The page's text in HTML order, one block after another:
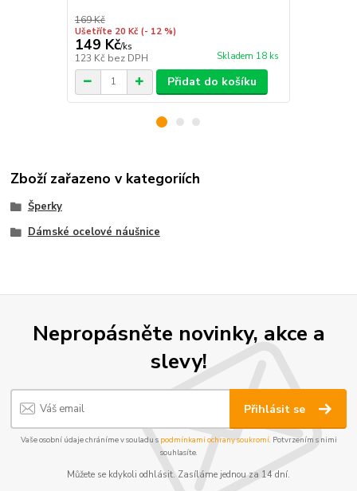
169 Kč
Ušetříte 20 Kč (- 12 %)
149 Kč/ks
123 Kč bez DPH Skladem 18 ks
Přidat do košíku
Zboží zařazeno v kategoriích
Šperky
Dámské ocelové náušnice
Nepropásněte novinky, akce a
slevy!
Přihlásit se
Vaše osobní údaje chráníme v souladu s podmínkami ochrany soukromí. Potvrzením s nimi
souhlasíte.
Můžete se kdykoli odhlásit. Zasíláme jednou za 14 dní.